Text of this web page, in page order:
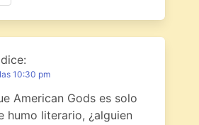
dice:
10:30 pm
American Gods es solo
humo literario, ¿alguien